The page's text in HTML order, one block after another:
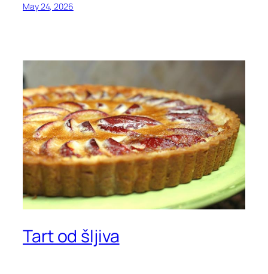
May 24, 2026
Tart od šljiva